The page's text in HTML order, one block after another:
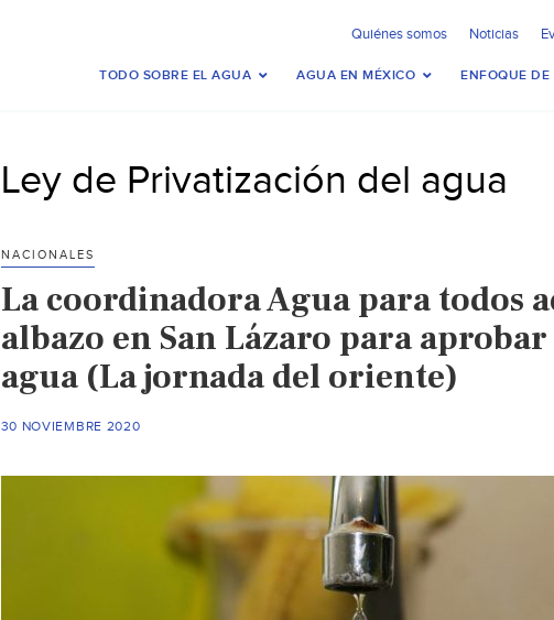
Quiénes somos Noticias
TODO SOBRE EL AGUA AGUA EN MÉXICO ENFOQUE DE
Ley de Privatización del agua
NACIONALES
La coordinadora Agua para todos
albazo en San Lázaro para
agua (La jornada del oriente)
30 NOVIEMBRE 2020